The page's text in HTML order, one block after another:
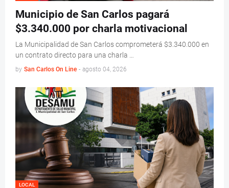
Municipio de San Carlos pagará
$3.340.000 por charla motivacional
La Municipalidad de San Carlos comprometerá $3.340.000 en
un contrato directo para una charla …
by San Carlos On Line - agosto 04, 2026
LOCAL